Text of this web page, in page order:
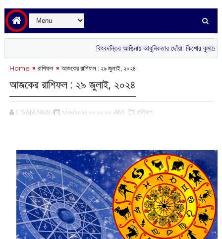
কিংবদন্তির আঙিনায় আধুনিকতার ছোঁয়া: কিশোর কুমারের ‘গৌরী
Home রাশিফল আজকের রাশিফল : ২৯ জুলাই, ২০২৪
আজকের রাশিফল : ২৯ জুলাই, ২০২৪
E SAMAKALIN ৭/২৯/২০২৪ ০৬:০০:০০ AM ,রাশিফল